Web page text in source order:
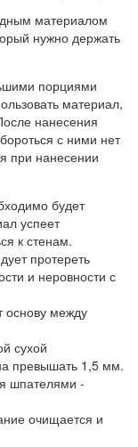
материалом
нужно держать
порциями
материал,
нанесения
с ними нет
при нанесении
будет
успеет
к стенам.
протереть
и неровности с
основу между
сухой
превышать 1,5 мм.
шпателями -
очищается и